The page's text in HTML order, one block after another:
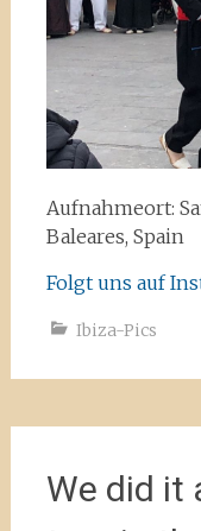
Aufnahmeort:
Baleares, Spain
Folgt uns auf
Ibiza-Pics
We did it